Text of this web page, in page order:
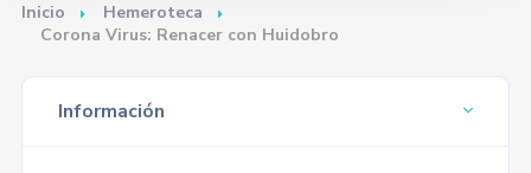
Inicio
Hemeroteca
Corona Virus: Renacer con Huidobro
Información